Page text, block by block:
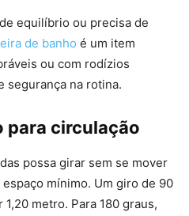
equilíbrio ou precisa de
de banho é um item
ou com rodízios
segurança na rotina.
para circulação
possa girar sem se mover
mínimo. Um giro de 90
metro. Para 180 graus,